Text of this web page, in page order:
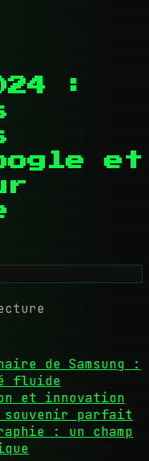
:
et
de Samsung :
fluide
et innovation
souvenir parfait
: un champ